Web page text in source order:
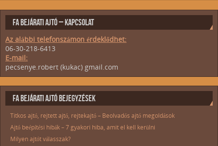
FA BEJÁRATI AJTÓ – KAPCSOLAT
Az alábbi telefonszámon érdeklődhet:
06-30-218-6413
E-mail:
pecsenye.robert (kukac) gmail.com
FA BEJÁRATI AJTÓ BEJEGYZÉSEK
Titkos ajtó, rejtett ajtó, rejtekajtó – Beolvadós ajtó megoldások
Ajtó beépítési hibák – 7 gyakori hiba, amit el kell kerülni
Milyen ajtót válasszak?